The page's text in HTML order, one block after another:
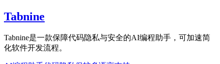
Tabnine
Tabnine是一款保障代码隐私与安全的AI编程助手，可加速简
化软件开发流程。